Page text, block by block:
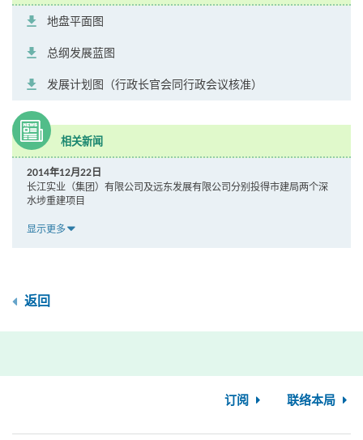
地盘平面图
总纲发展蓝图
发展计划图（行政长官会同行政会议核准）
相关新闻
2014年12月22日
长江实业（集团）有限公司及远东发展有限公司分别投得市建局两个深
水埗重建项目
显示更多
返回
订阅 联络本局